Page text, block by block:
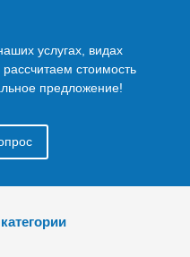
услугах, видах
стоимость
предложение!